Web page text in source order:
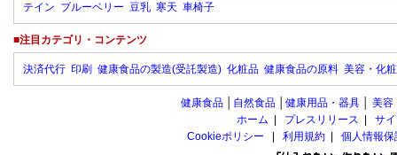
テイン ブルーベリー 豆乳 寒天 車椅子
■注目カテゴリ・コンテンツ
決済代行 印刷 健康食品の製造(受託製造) 化粧品 健康食品の原料 美容・化
健康食品 自然食品 健康用品・器具 美容
ホーム
プレスリリース
サ
Cookieポリシー
利用規約 個人情報